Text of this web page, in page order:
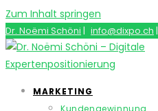
Zum Inhalt springen
Dr. Noëmi Schöni | info@dixpo.ch |
MARKETING
Kundengewinnung